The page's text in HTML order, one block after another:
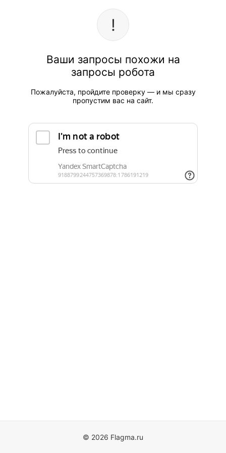
Ваши запросы похожи на
запросы робота
Пожалуйста, пройдите проверку — и мы сразу
пропустим вас на сайт.
© 2026 Flagma.ru